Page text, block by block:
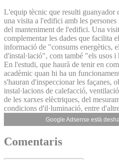
L'equip tècnic que resulti guanyador
una visita a l'edifici amb les
del manteniment de l'edifici. Una
complementar les dades que facilita
informació de "consums energètics,
d'instal·lació", com també "els usos i
En l'estudi, que haurà de tenir en
acadèmic quan hi ha un
s'hauran d'inspeccionar les façanes,
instal·lacions de calefacció,
de les xarxes elèctriques, del
condicions d'il·luminació, entre
Google Adsense està
Comentaris